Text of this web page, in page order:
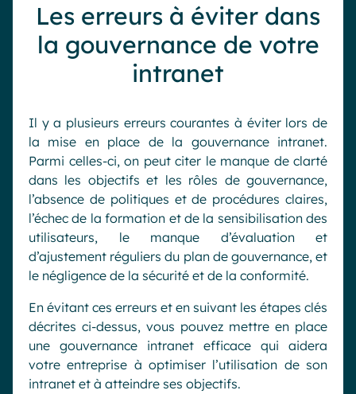
Les erreurs à éviter dans
la gouvernance de votre
intranet
Il y a plusieurs erreurs courantes à éviter lors de
la mise en place de la gouvernance intranet.
Parmi celles-ci, on peut citer le manque de clarté
dans les objectifs et les rôles de gouvernance,
l’absence de politiques et de procédures claires,
l’échec de la formation et de la sensibilisation des
utilisateurs, le manque d’évaluation et
d’ajustement réguliers du plan de gouvernance, et
le négligence de la sécurité et de la conformité.
En évitant ces erreurs et en suivant les étapes clés
décrites ci-dessus, vous pouvez mettre en place
une gouvernance intranet efficace qui aidera
votre entreprise à optimiser l’utilisation de son
intranet et à atteindre ses objectifs.